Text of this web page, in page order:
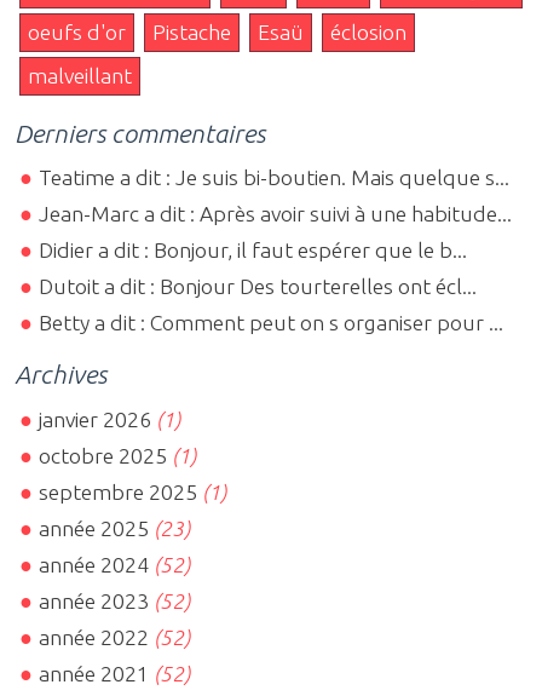
oeufs d'or
Pistache Esaü
éclosion
malveillant
Derniers commentaires
Teatime a dit : Je suis bi-boutien. Mais quelque s...
Jean-Marc a dit : Après avoir suivi à une habitude...
Didier a dit : Bonjour, il faut espérer que le b...
Dutoit a dit : Bonjour Des tourterelles ont écl...
Betty a dit : Comment peut on s organiser pour ...
Archives
janvier 2026 (1)
octobre 2025 (1)
septembre 2025 (1)
année 2025 (23)
année 2024 (52)
année 2023 (52)
année 2022 (52)
année 2021 (52)